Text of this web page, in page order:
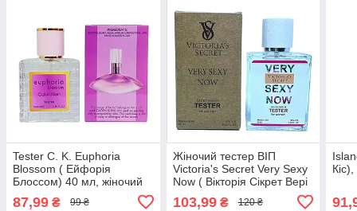
Tester C. K. Euphoria
Blossom ( Ейфорія
Блоссом) 40 мл, жіночий
87,99 ₴ 99 ₴
Жіночий тестер ВІП
Victoria's Secret Very Sexy
Now ( Вікторія Сікрет Вері
103,99₴ 120 ₴
Кіс),